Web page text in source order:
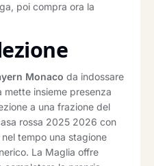
poi compra ora la
Monaco da indossare
insieme presenza
a una frazione del
rossa 2025 2026 con
tempo una stagione
La Maglia offre